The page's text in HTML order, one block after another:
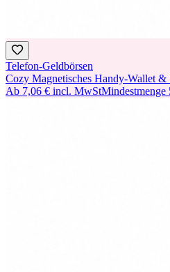
Telefon-Geldbörsen
Cozy Magnetisches Handy-Wallet &
Ab 7,06 € incl. MwStMindestmenge